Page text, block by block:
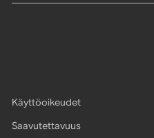
Käyttöoikeudet
Saavutettavuus